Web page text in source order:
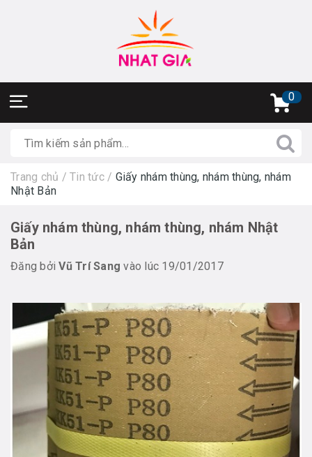
0
Trang chủ / Tin tức / Giấy nhám thùng, nhám thùng, nhám
Nhật Bản
Giấy nhám thùng, nhám thùng, nhám Nhật
Bản
Đăng bởiVũ Trí Sang vào lúc 19/01/2017